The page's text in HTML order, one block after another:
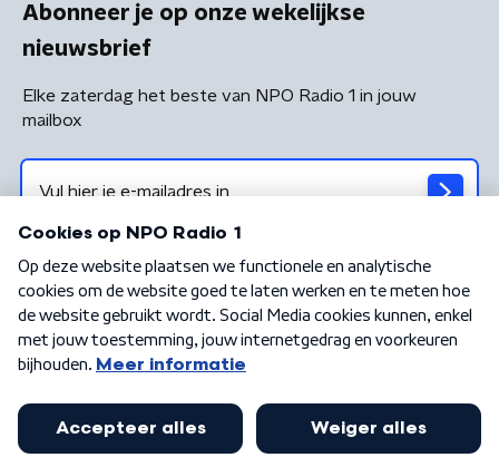
Abonneer je op onze wekelijkse
nieuwsbrief
Elke zaterdag het beste van NPO Radio 1 in jouw
mailbox
Algemene voorwaarden